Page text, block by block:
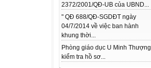
2372/2001/QĐ-UB của UBND...
" QĐ 688/QĐ-SGDĐT ngày
04/7/2014 về việc ban hành
khung thời...
Phòng giáo dục U Minh Thượng
kiểm tra hồ sơ...